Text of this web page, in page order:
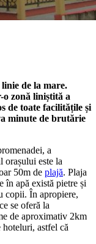
de la mare.
o zonă liniștită a
de toate facilitățile și
minute de brutărie
a
orașului este la
50m de plajă. Plaja
în apă există pietre și
copii. În apropiere,
se oferă la
de aproximativ 2km
hoteluri, astfel că